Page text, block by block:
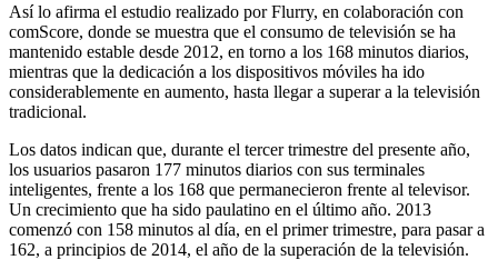
Así lo afirma el estudio realizado por Flurry, en colaboración con
comScore, donde se muestra que el consumo de televisión se ha
mantenido estable desde 2012, en torno a los 168 minutos diarios,
mientras que la dedicación a los dispositivos móviles ha ido
considerablemente en aumento, hasta llegar a superar a la televisión
tradicional.
Los datos indican que, durante el tercer trimestre del presente año,
los usuarios pasaron 177 minutos diarios con sus terminales
inteligentes, frente a los 168 que permanecieron frente al televisor.
Un crecimiento que ha sido paulatino en el último año. 2013
comenzó con 158 minutos al día, en el primer trimestre, para pasar a
162, a principios de 2014, el año de la superación de la televisión.